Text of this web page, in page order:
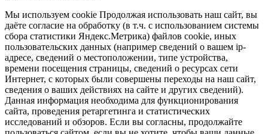
Мы используем cookie Продолжая использовать наш cайт, вы
даёте согласие на обработку (в т.ч. с использованием системы
сбора статистики Яндекс.Метрика) файлов cookie, иных
пользовательских данных (например сведений о вашем ip-
адресе, сведений о местоположении, типе устройства,
времени посещения страницы, сведений о ресурсах сети
Интернет, с которых были совершены переходы на наш сайт,
сведения о ваших действиях на сайте и других сведений).
Данная информация необходима для функционирования
сайта, проведения ретаргетинга и статистических
исследований и обзоров. Если вы согласны, продолжайте